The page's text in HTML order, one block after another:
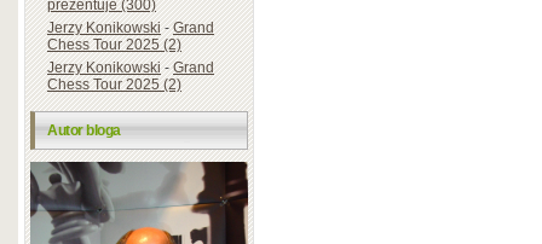
prezentuje (300)
Jerzy Konikowski-Grand
Chess Tour 2025 (2)
Jerzy Konikowski-Grand
Chess Tour 2025 (2)
Autor bloga